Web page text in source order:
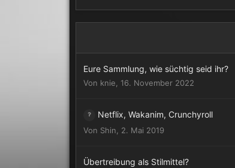
Eure Sammlung, wie süchtig seid ihr?
Von knie 16. November 2022
Netflix, Wakanim, Crunchyroll
Von Shin 2. Mai 2019
Übertreibung als Stilmittel?